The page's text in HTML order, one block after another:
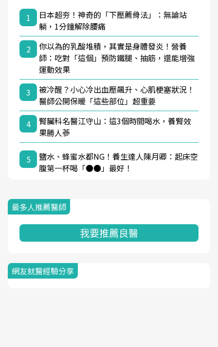
1
日本超夯！神奇的「下壓薦骨法」：無論站
躺，1分鐘解除腰痛
2
你以為的乳酸堆積，其實是身體發炎！營養
師：吃對「這個」預防鐵腿、抽筋，還能增強
運動效果
3
被冷醒？小心冷出血壓飆升、心肌梗塞狀況！
醫師公開保暖「這些部位」超重要
4
腎臟科名醫江守山：這3個時間喝水，養腎效
果勝人蔘
5
鹽水、蜂蜜水都NG！養生達人陳月卿：起床空
腹第一杯喝「●●」最好！
最多人推薦醫師
我要推薦良醫
網友就醫經驗分享